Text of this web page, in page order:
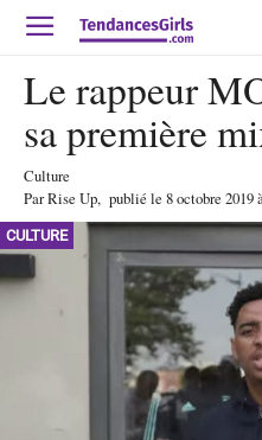
Le rappeur
sa première
Culture
ParRise Up, publié le 8 octobre 2019
CULTURE